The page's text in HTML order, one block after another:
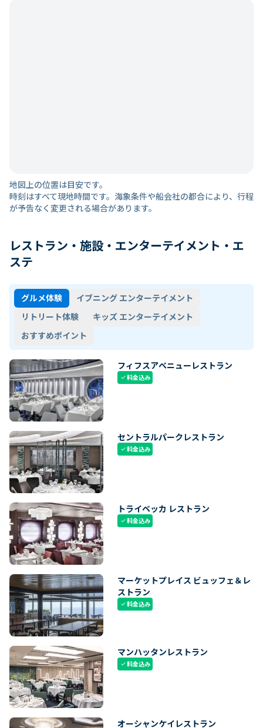
地図上の位置は目安です。
時刻はすべて現地時間です。海象条件や船会社の都合により、行程
が予告なく変更される場合があります。
レストラン・施設・エンターテイメント・エ
ステ
グルメ体験
イブニング エンターテイメント
リトリート体験
キッズ エンターテイメント
おすすめポイント
フィフスアベニューレストラン
check料金込み
セントラルパークレストラン
check料金込み
トライベッカ レストラン
check料金込み
マーケットプレイス ビュッフェ＆レ
ストラン
check料金込み
マンハッタンレストラン
check料金込み
オーシャンケイレストラン